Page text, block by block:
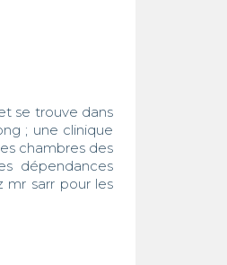
se trouve dans
; une clinique
chambres des
dépendances
mr sarr pour les